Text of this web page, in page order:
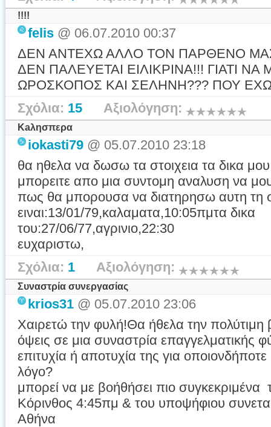
!!!!
felis @ 06.07.2010 00:37
ΔΕΝ ΑΝΤΕΧΩ ΑΛΛΟ ΤΟΝ ΠΑΡΘΕΝΟ
ΔΕΝ ΠΑΛΕΥΕΤΑΙ ΕΙΛΙΚΡΙΝΑ!!! ΓΙΑΤΙ ΝΑ
ΩΡΟΣΚΟΠΟΣ ΚΑΙ ΣΕΛΗΝΗ??? ΠΟΥ ΕΧΩ
Σχόλια: 15 Αξιολόγηση:
Κaλησπερα
iokasti79 @ 05.07.2010 23:18
θα ηθελα να δωσω τα στοιχεια τα δικα
μπορειτε απο μια συντομη αναλυση να μου
πως θα μπορουσα να διατηρησω αυτη τη
ειναι:13/01/79,καλαματα,10:05πμτα δικα
του:27/06/
ευχαριστω,
Σχόλια: 1 Αξιολόγηση:
Συναστρία συνεργασίας
krios31 @ 05.07.2010 23:06
Χαιρετώ την φυλή!Θα ήθελα την πολύτιμη
όψεις σε μια συναστρία επαγγελματικής
επιτυχία ή αποτυχία της για οποιονδήποτε
λόγο? Αν
μπορεί να με βοήθήσει πιο συγκεκριμένα
Κόρινθος 4:45πμ & του υποψήφιου
Αθήνα